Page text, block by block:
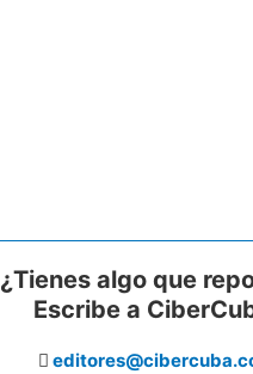
¿Tienes algo que
Escribe a